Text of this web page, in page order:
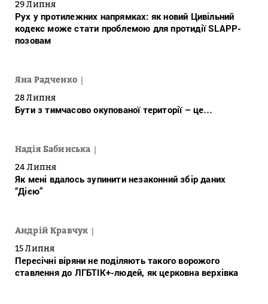
29 Липня
Рух у протилежних напрямках: як новий Цивільний
кодекс може стати проблемою для протидії SLAPP-
позовам
Яна Радченко
28 Липня
Бути з тимчасово окупованої території – це…
Надія Бабинська
24 Липня
Як мені вдалось зупинити незаконний збір даних
“Дією”
Андрій Кравчук
15 Липня
Пересічні віряни не поділяють такого ворожого
ставлення до ЛГБТІК+-людей, як церковна верхівка